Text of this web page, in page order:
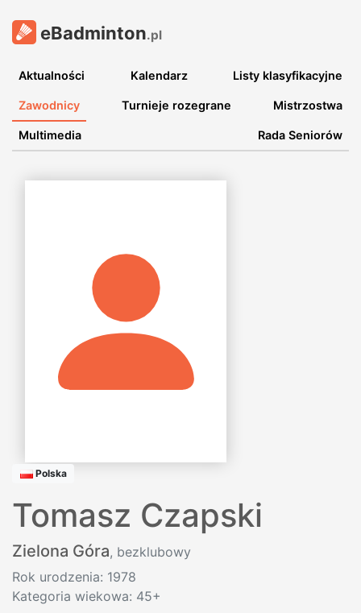
eBadminton.pl
Aktualności Kalendarz Listy klasyfikacyjne
Zawodnicy Turnieje rozegrane Mistrzostwa
Multimedia Rada Seniorów
Polska
Tomasz Czapski
Zielona Góra, bezklubowy
Rok urodzenia: 1978
Kategoria wiekowa: 45+